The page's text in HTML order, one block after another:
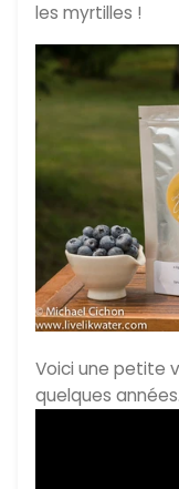
les myrtilles !
Voici une petite
quelques